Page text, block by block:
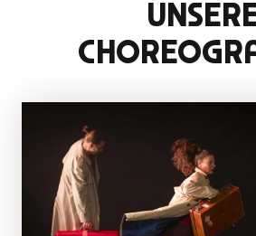
Bitte wählen: